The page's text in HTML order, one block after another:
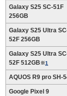
Galaxy S25 SC-51F
256GB
Galaxy S25 Ultra
52F 256GB
Galaxy S25 Ultra
52F 512GB※1
AQUOS R9 pro SH-
Google Pixel 9